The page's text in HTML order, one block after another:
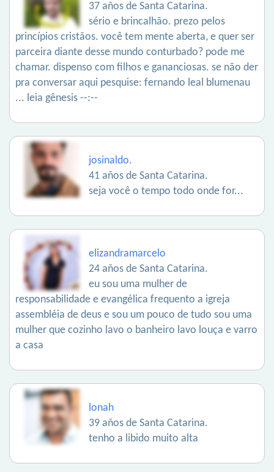
37 años de Santa Catarina.
sério e brincalhão. prezo pelos
princípios cristãos. você tem mente aberta, e quer ser
parceira diante desse mundo conturbado? pode me
chamar. dispenso com filhos e gananciosas. se não der
pra conversar aqui pesquise: fernando leal blumenau
... leia gênesis --:--
josinaldo.
41 años de Santa Catarina.
seja você o tempo todo onde for...
elizandramarcelo
24 años de Santa Catarina.
eu sou uma mulher de
responsabilidade e evangélica frequento a igreja
assembléia de deus e sou um pouco de tudo sou uma
mulher que cozinho lavo o banheiro lavo louça e varro
a casa
lonah
39 años de Santa Catarina.
tenho a libido muito alta